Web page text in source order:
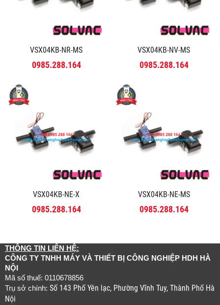
VSX04KB-NR-MS
0985.288.164
VSX04KB-NV-MS
0985.288.164
VSX04KB-NE-X
0985.288.164
VSX04KB-NE-MS
0985.288.164
THÔNG TIN LIÊN HỆ:
CÔNG TY TNHH MÁY VÀ THIẾT BỊ CÔNG NGHIỆP HDH HÀ
NỘI
Mã số thuế: 0110678856
Trụ sở chính: Số 143 Phố Yên lạc, Phường Vĩnh Tuy, Thành Phố Hà
Nội